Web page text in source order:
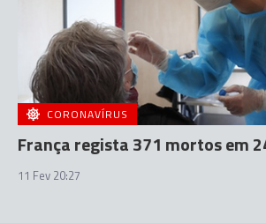
CORONAVÍRUS
França regista 371 mortos em
11 Fev 20:27